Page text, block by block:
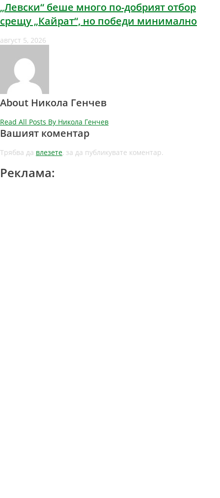
„Левски“ беше много по-добрият отбор
срещу „Кайрат“, но победи минимално
август 5, 2026
About Никола Генчев
Read All Posts By Никола Генчев
Вашият коментар
Трябва да влезете, за да публикувате коментар.
Реклама: